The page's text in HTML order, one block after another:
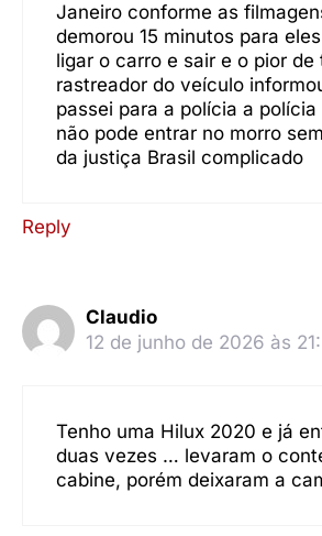
Janeiro conforme as
demorou 15 minutos para
ligar o carro e sair e o pior de
rastreador do veículo
passei para a polícia a
não pode entrar no morro
da justiça Brasil complicado
Reply
Claudio
12 de junho de 2026 às
Tenho uma Hilux 2020 e já
duas vezes … levaram o
cabine, porém deixaram a